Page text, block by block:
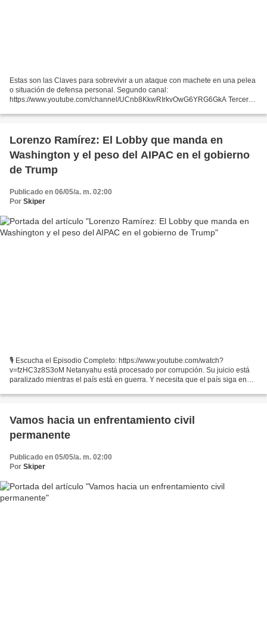
Estas son las Claves para sobrevivir a un ataque con machete en una pelea
o situación de defensa personal. Segundo canal:
https://www.youtube.com/channel/UCnb8KkwRIrkvOwG6YRG6GkA Tercer
daiXyOSx5t0m6JcQ...
Lorenzo Ramírez: El Lobby que manda en
Washington y el peso del AIPAC en el gobierno
de Trump
Publicado en 06/05/a. m. 02:00
Por Skiper
🎙️ Escucha el Episodio Completo: https://www.youtube.com/watch?
v=fzHC3z8S3oM Netanyahu está procesado por corrupción. Su juicio está
paralizado mientras el país está en guerra. Y necesita que el país siga en
Vamos hacia un enfrentamiento civil
permanente
Publicado en 05/05/a. m. 02:00
Por Skiper